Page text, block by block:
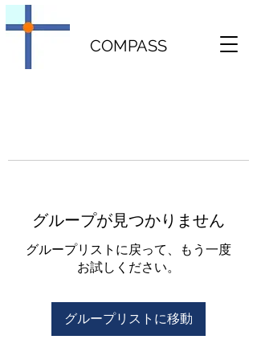
COMPASS
グループが見つかりません
グループリストに戻って、もう一度
お試しください。
グループリストに移動